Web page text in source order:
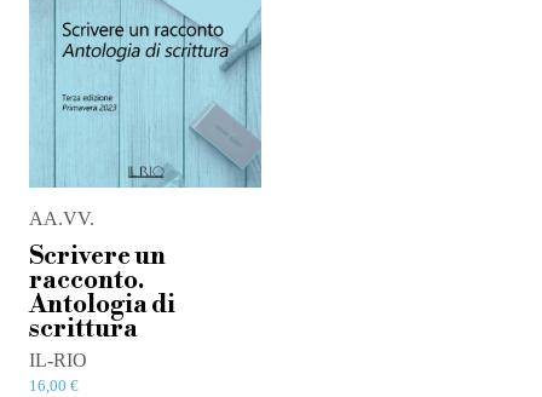
AA.VV.
Scrivere un
racconto.
Antologia di
scrittura
IL-RIO
16,00 €